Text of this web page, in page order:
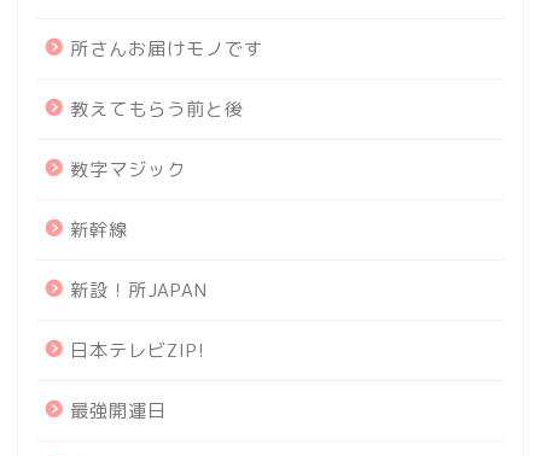
所さんお届けモノです
教えてもらう前と後
数字マジック
新幹線
新設！所JAPAN
日本テレビZIP!
最強開運日